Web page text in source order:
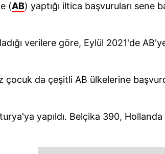
(AB) yaptığı iltica başvuruları sene
verilere göre, Eylül 2021'de
da çeşitli AB ülkelerine
yapıldı. Belçika 390,